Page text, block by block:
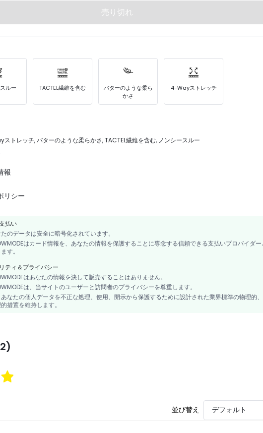
売り切れ
ルー TACTEL繊維を含む
バターのような柔ら
かさ
4-Wayストレッチ
トレッチ, バターのような柔らかさ, TACTEL繊維を含む, ノンシースルー
報
リシー
払い
のデータは安全に暗号化されています。
はカード情報を、あなたの情報を保護することに専念する信頼できる支払いプロバイダ
す。
ティ＆プライバシー
はあなたの情報を決して販売することはありません。
は、当サイトのユーザーと訪問者のプライバシーを尊重します。
なたの個人データを不正な処理、使用、開示から保護するために設計された業界標準の物理的
措置を維持します。
並び替え デフォルト